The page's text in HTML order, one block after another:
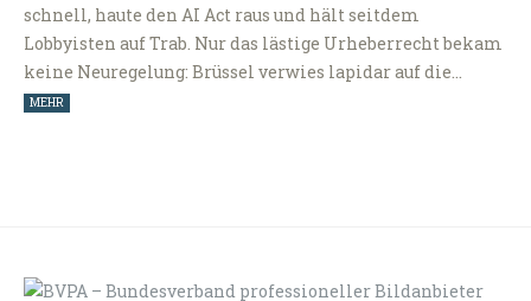
schnell, haute den AI Act raus und hält seitdem
Lobbyisten auf Trab. Nur das lästige Urheberrecht bekam
keine Neuregelung: Brüssel verwies lapidar auf die…
MEHR